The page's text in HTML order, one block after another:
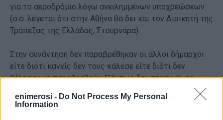
enimerosi - Do Not Process My Personal
Information
για το αεροδρόμιο λόγω ανειλημμένων υποχρεώσεων
(σ.σ. λέγεται ότι στην Αθήνα θα δει και τον Διοικητή της
Τράπεζας της Ελλάδας, Στουρνάρα).
Στην συνάντηση δεν παραβρέθηκαν οι άλλοι δήμαρχοι
είτε διότι κανείς δεν τους κάλεσε είτε διότι δεν
θέλησαν να παρεβρεθούν. Πάντως δεν πήγαν. Κι ας
εκκρεμεί η υπόθεση της μεταφοράς των σκουπιδιών
εκτός Κερκύρας αλλά και των δεμάτων, υπόθεση που